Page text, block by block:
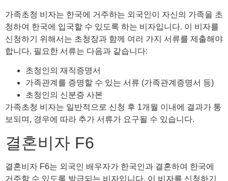
가족초청 비자는 한국에 거주하는 외국인이 자신의 가족을 초
청하여 한국에 입국할 수 있도록 하는 비자입니다. 이 비자를
신청하기 위해서는 초청장과 함께 여러 가지 서류를 제출해야
합니다. 필요한 서류는 다음과 같습니다:
초청인의 재직증명서
가족관계를 증명할 수 있는 서류 (가족관계증명서 등)
초청인의 신분증 사본
가족초청 비자는 일반적으로 신청 후 1개월 이내에 결과가 통
보되며, 경우에 따라 추가 서류가 요구될 수 있습니다.
결혼비자 F6
결혼비자 F6는 외국인 배우자가 한국인과 결혼하여 한국에
거주할 수 있도록 발급되는 비자입니다. 이 비자를 신청하기